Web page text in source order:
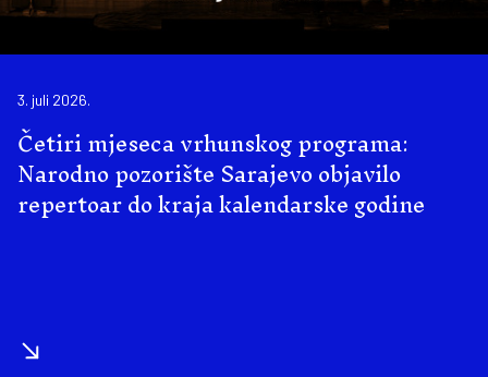
3. juli 2026.
Četiri mjeseca vrhunskog programa:
Narodno pozorište Sarajevo objavilo
repertoar do kraja kalendarske godine